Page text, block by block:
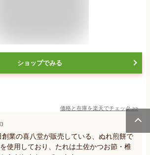
ショップでみる
価格と在庫を楽天でチェック>>
)
業の喜八堂が販売している、ぬれ煎餅で
使用しており、たれは土佐かつお節・椎